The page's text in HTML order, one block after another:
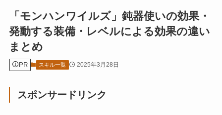
「モンハンワイルズ」鈍器使いの効果・
発動する装備・レベルによる効果の違い
まとめ
PR スキル一覧 2025年3月28日
スポンサードリンク